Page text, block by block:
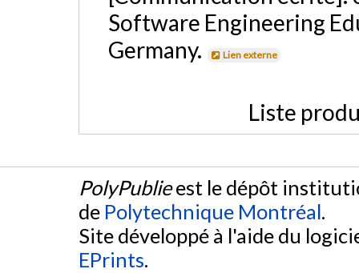
Software Engineering
Germany.
Lien externe
Liste
PolyPublieest le dépôt
de Polytechnique Montréal.
Site développé à l'aide du
EPrints.